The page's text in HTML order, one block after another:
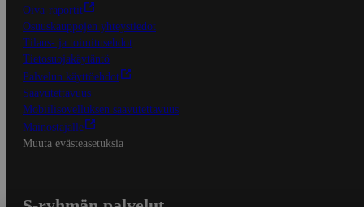
Oiva-raportit
Osuuskauppojen yhteystiedot
Tilaus- ja toimitusehdot
Tietosuojakäytäntö
Palvelun käyttöehdot
Saavutettavuus
Mobiilisovelluksen saavutettavuus
Mainostajalle
Muuta evästeasetuksia
S-ryhmän palvelut